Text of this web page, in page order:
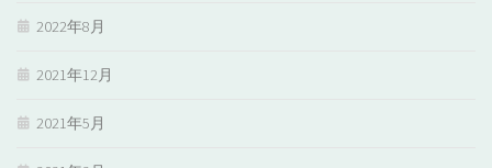
2022年8月
2021年12月
2021年5月